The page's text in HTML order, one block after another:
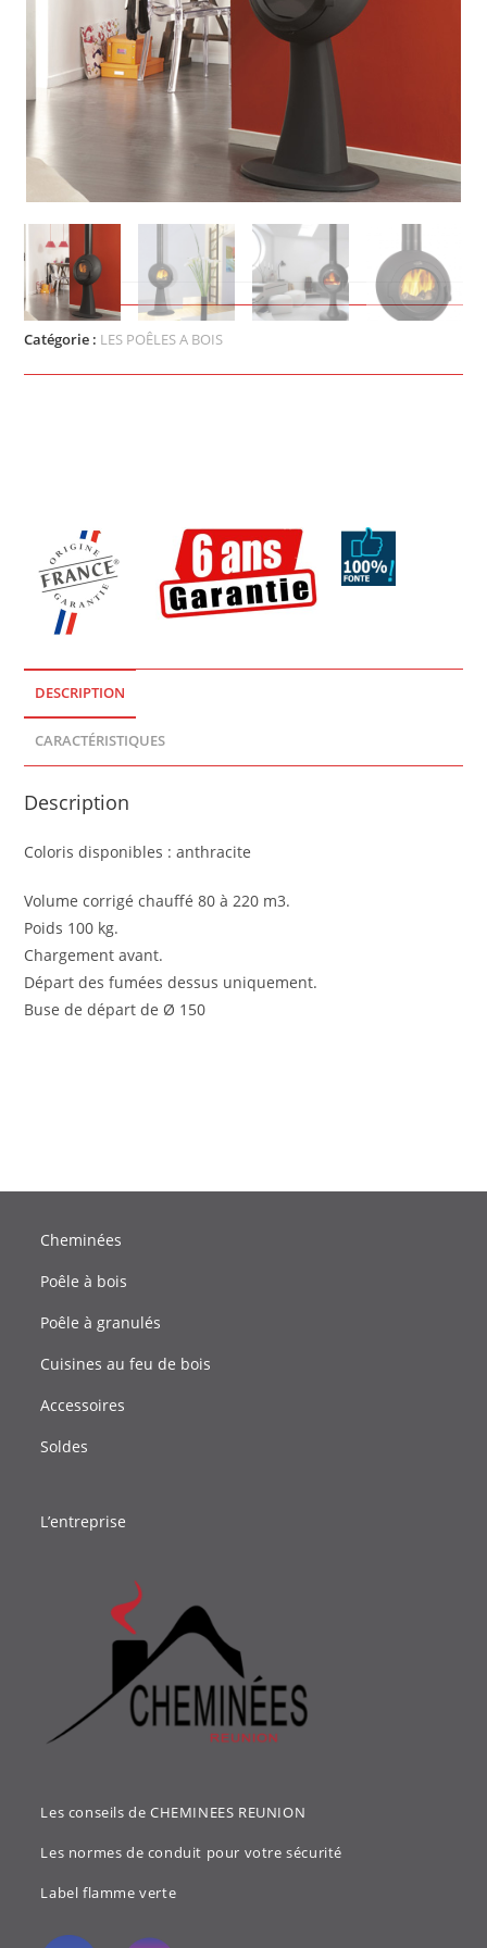
GALAY
Catégorie : LES POÊLES A BOIS
DESCRIPTION
CARACTÉRISTIQUES
Description
Coloris disponibles : anthracite
Volume corrigé chauffé 80 à 220 m3.
Poids 100 kg.
Chargement avant.
Départ des fumées dessus uniquement.
Buse de départ de Ø 150
Cheminées
Poêle à bois
Poêle à granulés
Cuisines au feu de bois
Accessoires
Soldes
L’entreprise
Les conseils de CHEMINEES REUNION
Les normes de conduit pour votre sécurité
Label flamme verte